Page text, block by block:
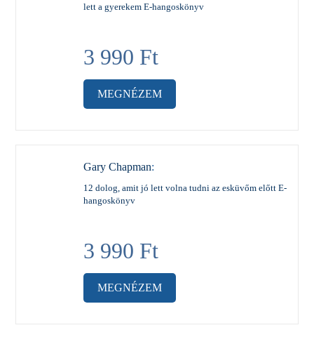
lett a gyerekem E-hangoskönyv
3 990 Ft
MEGNÉZEM
Gary Chapman:
12 dolog, amit jó lett volna tudni az esküvőm előtt E-
hangoskönyv
3 990 Ft
MEGNÉZEM